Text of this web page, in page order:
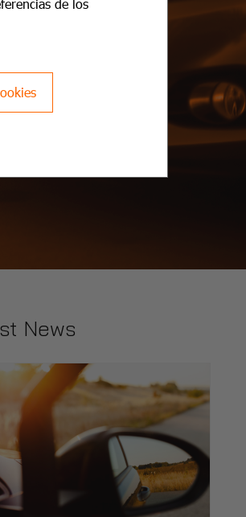
News
de los